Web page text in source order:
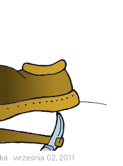
września 02, 2011